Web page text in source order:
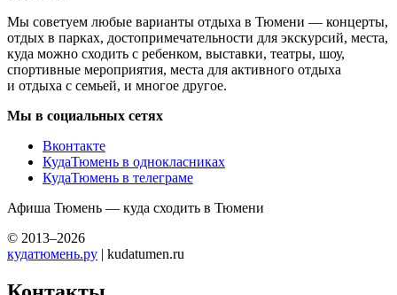
Мы советуем любые варианты отдыха в Тюмени — концерты,
отдых в парках, достопримечательности для экскурсий, места,
куда можно сходить с ребенком, выставки, театры, шоу,
спортивные мероприятия, места для активного отдыха
и отдыха с семьей, и многое другое.
Мы в социальных сетях
Вконтакте
КудаТюмень в однокласниках
КудаТюмень в телеграме
Афиша Тюмень — куда сходить в Тюмени
© 2013–2026
кудатюмень.ру | kudatumen.ru